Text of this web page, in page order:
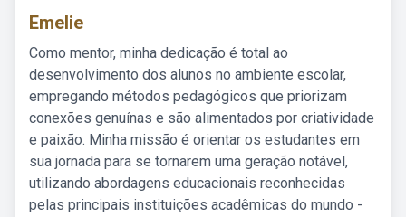
Emelie
Como mentor, minha dedicação é total ao
desenvolvimento dos alunos no ambiente escolar,
empregando métodos pedagógicos que priorizam
conexões genuínas e são alimentados por criatividade
e paixão. Minha missão é orientar os estudantes em
sua jornada para se tornarem uma geração notável,
utilizando abordagens educacionais reconhecidas
pelas principais instituições acadêmicas do mundo -